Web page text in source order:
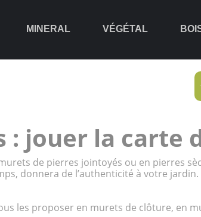
MINERAL VÉGÉTAL
: jouer la carte
de pierres jointoyés ou en pierres
donnera de l’authenticité à votre jardin.
les proposer en murets de clôture, en